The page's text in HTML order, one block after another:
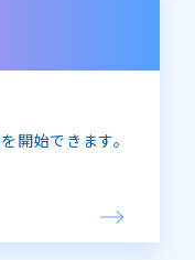
開始できます。